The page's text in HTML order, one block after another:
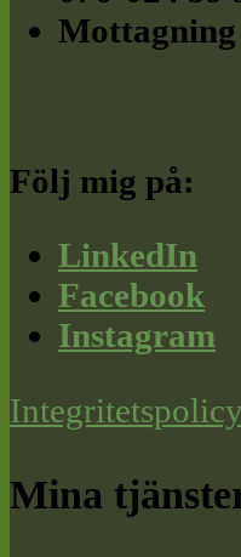
Följ mig på:
LinkedIn
Facebook
Instagram
Integritetspolicy
Mina